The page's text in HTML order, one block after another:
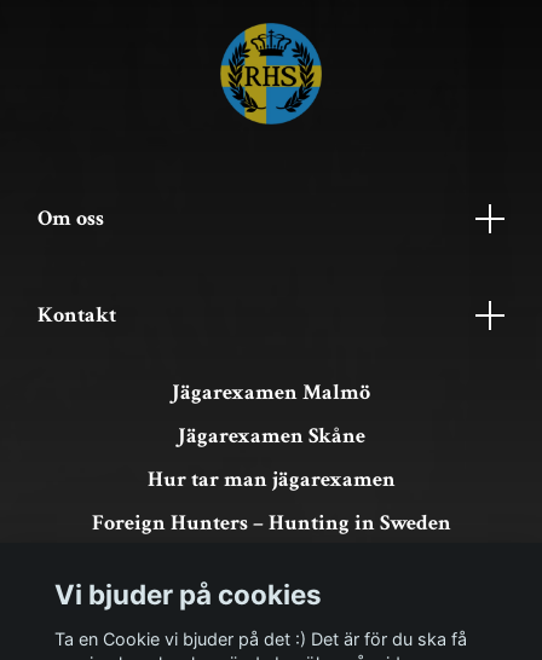
Om oss
Kontakt
Jägarexamen Malmö
Jägarexamen Skåne
Hur tar man jägarexamen
Foreign Hunters – Hunting in Sweden
Om köp och returer
Vi bjuder på cookies
Ta en Cookie vi bjuder på det :) Det är för du ska få